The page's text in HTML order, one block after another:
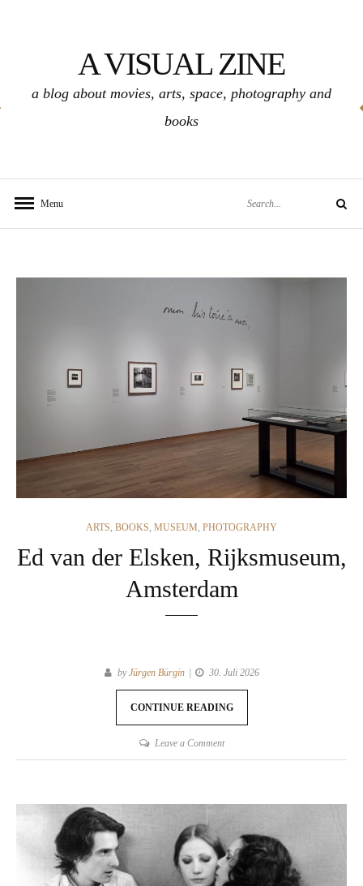
A VISUAL ZINE
a blog about movies, arts, space, photography and
books
Menu Search
CATEGORIES
ARTS, BOOKS, MUSEUM, PHOTOGRAPHY
Ed van der Elsken, Rijksmuseum,
Amsterdam
byJürgen Bürgin 30. Juli 2026
CONTINUE READING
Leave a Commenton
Ed
Elsken,
Amsterdam